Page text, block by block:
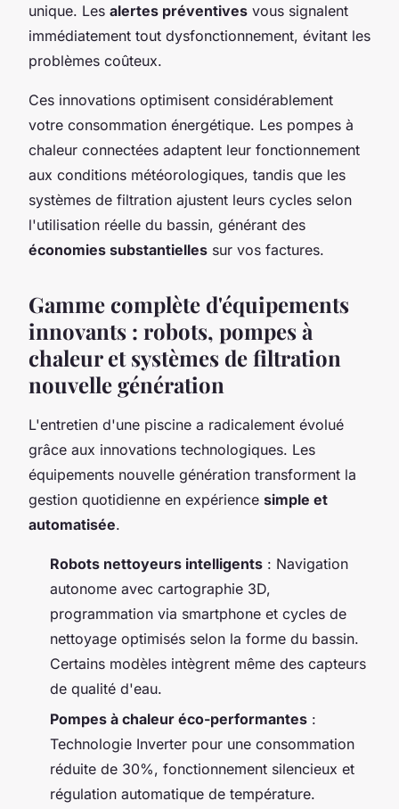
unique. Les alertes préventives vous signalent
immédiatement tout dysfonctionnement, évitant les
problèmes coûteux.
Ces innovations optimisent considérablement
votre consommation énergétique. Les pompes à
chaleur connectées adaptent leur fonctionnement
aux conditions météorologiques, tandis que les
systèmes de filtration ajustent leurs cycles selon
l'utilisation réelle du bassin, générant des
économies substantielles sur vos factures.
Gamme complète d'équipements
innovants : robots, pompes à
chaleur et systèmes de filtration
nouvelle génération
L'entretien d'une piscine a radicalement évolué
grâce aux innovations technologiques. Les
équipements nouvelle génération transforment la
gestion quotidienne en expérience simple et
automatisée.
Robots nettoyeurs intelligents : Navigation
autonome avec cartographie 3D,
programmation via smartphone et cycles de
nettoyage optimisés selon la forme du bassin.
Certains modèles intègrent même des capteurs
de qualité d'eau.
Pompes à chaleur éco-performantes :
Technologie Inverter pour une consommation
réduite de 30%, fonctionnement silencieux et
régulation automatique de température.